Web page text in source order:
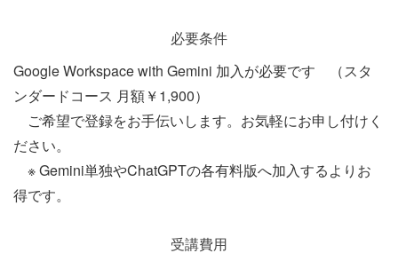
必要条件
Google Workspace with Gemini 加入が必要です （スタ
ンダードコース 月額￥1,900）
ご希望で登録をお手伝いします。お気軽にお申し付けく
ださい。
※ Gemini単独やChatGPTの各有料版へ加入するよりお
得です。
受講費用